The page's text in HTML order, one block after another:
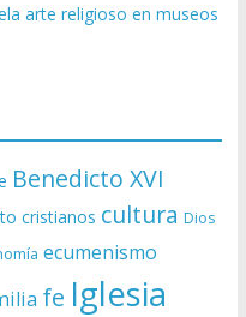
arte religioso en museos
Benedicto XVI
cristianos cultura Dios
ecumenismo
fe Iglesia